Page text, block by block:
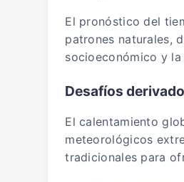
El pronóstico del
patrones naturales,
socioeconómico y
Desafíos
El calentamiento
meteorológicos
tradicionales para